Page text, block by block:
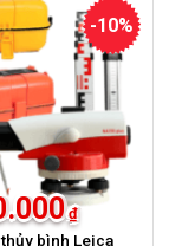
-10%
thủy bình Leica
₫